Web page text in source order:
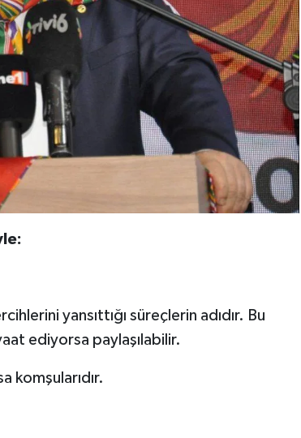
yansıttığı süreçlerin adıdır. Bu
ediyorsa paylaşılabilir.
komşularıdır.